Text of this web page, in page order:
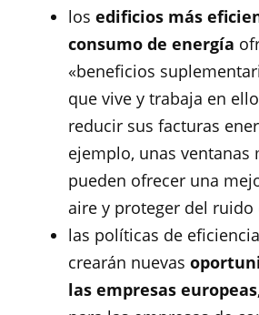
los edificios más
consumo de energía
«beneficios
que vive y trabaja en
reducir sus facturas
ejemplo, unas ventanas
pueden ofrecer una
aire y proteger del ruido
las políticas de
crearán nuevas
las empresas europeas